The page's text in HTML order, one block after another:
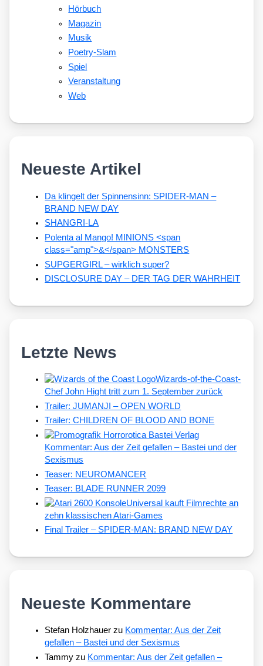
Hörbuch
Magazin
Musik
Poetry-Slam
Spiel
Veranstaltung
Web
Neueste Artikel
Da klingelt der Spinnensinn: SPIDER-MAN –
BRAND NEW DAY
SHANGRI-LA
Polenta al Mango! MINIONS <span
class="amp">&</span> MONSTERS
SUPGERGIRL – wirklich super?
DISCLOSURE DAY – DER TAG DER WAHRHEIT
Letzte News
Wizards-of-the-Coast-
Chef John Hight tritt zum 1. September zurück
Trailer: JUMANJI – OPEN WORLD
Trailer: CHILDREN OF BLOOD AND BONE
Kommentar: Aus der Zeit gefallen – Bastei und der
Sexismus
Teaser: NEUROMANCER
Teaser: BLADE RUNNER 2099
Universal kauft Filmrechte an
zehn klassischen Atari-Games
Final Trailer – SPIDER-MAN: BRAND NEW DAY
Neueste Kommentare
Stefan Holzhauer zu Kommentar: Aus der Zeit
gefallen – Bastei und der Sexismus
Tammy zu Kommentar: Aus der Zeit gefallen –